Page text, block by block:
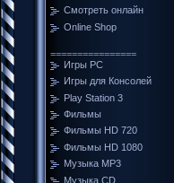
Смотреть онлайн
Online Shop
================
Игры PC
Игры для Консолей
Play Station 3
Фильмы
Фильмы HD 720
Фильмы HD 1080
Музыка MP3
Музыка CD